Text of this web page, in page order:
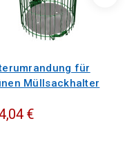
für
Müllsackhalter
€